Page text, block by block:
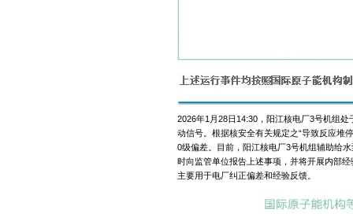
2026年1月28日14:30，阳江核电厂3号机组
动信号。根据核安全有关规定之“导致反应堆
0级偏差。目前，阳江核电厂3号机组辅助给
时向监管单位报告上述事项，并将开展内部
主要用于电厂纠正偏差和经验反馈。